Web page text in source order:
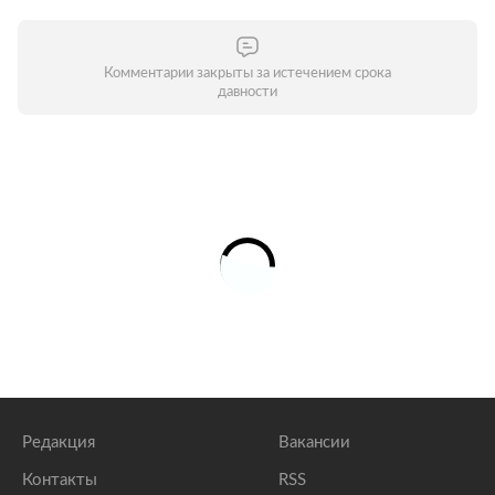
Комментарии закрыты за истечением срока
давности
Редакция
Контакты
Вакансии
RSS